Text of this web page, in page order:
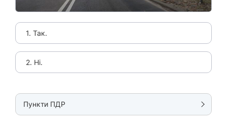
1. Так.
2. Ні.
Пункти ПДР